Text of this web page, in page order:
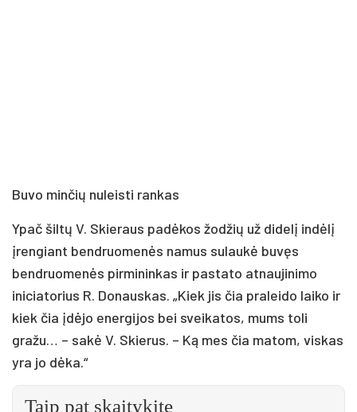
Buvo minčių nuleisti rankas
Ypač šiltų V. Skieraus padėkos žodžių už didelį indėlį
įrengiant bendruomenės namus sulaukė buvęs
bendruomenės pirmininkas ir pastato atnaujinimo
iniciatorius R. Donauskas. „Kiek jis čia praleido laiko ir
kiek čia įdėjo energijos bei sveikatos, mums toli
gražu… – sakė V. Skierus. – Ką mes čia matom, viskas
yra jo dėka.“
Taip pat skaitykite